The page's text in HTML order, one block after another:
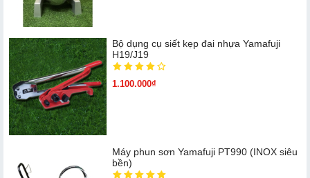
Bộ dụng cụ siết kẹp đai nhựa Yamafuji
H19/J19
1.100.000₫
Máy phun sơn Yamafuji PT990 (INOX siêu
bền)